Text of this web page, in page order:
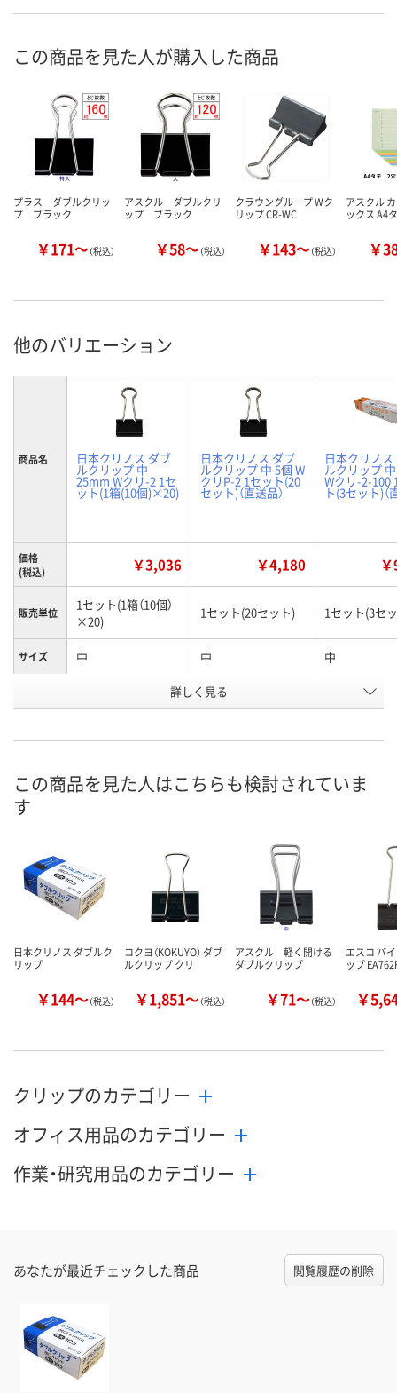
この商品を見た人が購入した商品
プラス ダブルクリッ
プ ブラック
￥171～（税込）
アスクル ダブルクリ
ップ ブラック
￥58～（税込）
クラウングループ Wク
リップ CR-WC
￥143～（税込）
アスクル
ックス A4
￥
他のバリエーション
商品名 日本クリノス ダブ
ルクリップ 中
25mm Wクリ-2 1セ
ット(1箱(10個)×20)
日本クリノス ダブ
ルクリップ 中 5個 W
クリP-2 1セット(20
セット)（直送品）
日本クリノス
ルクリップ
Wクリ-2-100
ト(3セット)（
価格
(税込)
￥3,036 ￥4,180
販売単位
1セット(1箱（10個）
×20)
1セット(20セット) 1セット(3セ
サイズ 中 中 中
EW96046 EW96030
8月25日（火）まで
カゴへ カゴへ カ
詳しく見る
この商品を見た人はこちらも検討されていま
す
日本クリノス ダブルク
リップ
￥144～（税込）
コクヨ（KOKUYO） ダブ
ルクリップ クリ
￥1,851～（税込）
アスクル 軽く開ける
ダブルクリップ
￥71～（税込）
エスコ バ
ップ
￥
クリップのカテゴリー
オフィス用品のカテゴリー
作業・研究用品のカテゴリー
あなたが最近チェックした商品 閲覧履歴の削除